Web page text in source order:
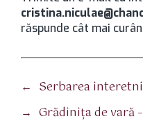
răspunde cât mai
← Serbarea
→ Grădiniţa de vară